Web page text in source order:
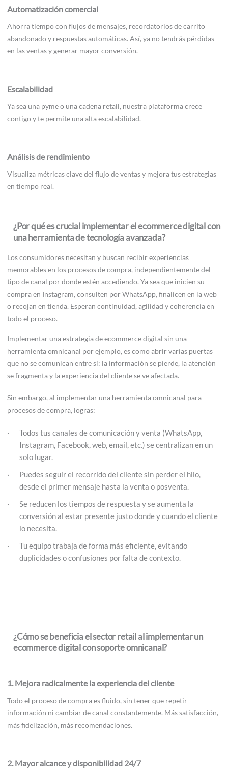
Automatización comercial
Ahorra tiempo con flujos de mensajes, recordatorios de carrito
abandonado y respuestas automáticas. Así, ya no tendrás pérdidas
en las ventas y generar mayor conversión.
Escalabilidad
Ya sea una pyme o una cadena retail, nuestra plataforma crece
contigo y te permite una alta escalabilidad.
Análisis de rendimiento
Visualiza métricas clave del flujo de ventas y mejora tus estrategias
en tiempo real.
¿Por qué es crucial implementar el ecommerce digital con
una herramienta de tecnología avanzada?
Los consumidores necesitan y buscan recibir experiencias
memorables en los procesos de compra, independientemente del
tipo de canal por donde estén accediendo. Ya sea que inicien su
compra en Instagram, consulten por WhatsApp, finalicen en la web
o recojan en tienda. Esperan continuidad, agilidad y coherencia en
todo el proceso.
Implementar una estrategia de ecommerce digital sin una
herramienta omnicanal por ejemplo, es como abrir varias puertas
que no se comunican entre sí: la información se pierde, la atención
se fragmenta y la experiencia del cliente se ve afectada.
Sin embargo, al implementar una herramienta omnicanal para
procesos de compra, logras:
Todos tus canales de comunicación y venta (WhatsApp,
Instagram, Facebook, web, email, etc.) se centralizan en un
solo lugar.
Puedes seguir el recorrido del cliente sin perder el hilo,
desde el primer mensaje hasta la venta o posventa.
Se reducen los tiempos de respuesta y se aumenta la
conversión al estar presente justo donde y cuando el cliente
lo necesita.
Tu equipo trabaja de forma más eficiente, evitando
duplicidades o confusiones por falta de contexto.
¿Cómo se beneficia el sector retail al implementar un
ecommerce digital con soporte omnicanal?
1. Mejora radicalmente la experiencia del cliente
Todo el proceso de compra es fluido, sin tener que repetir
información ni cambiar de canal constantemente. Más satisfacción,
más fidelización, más recomendaciones.
2. Mayor alcance y disponibilidad 24/7